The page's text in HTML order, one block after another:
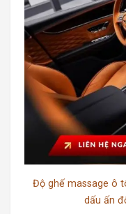
Độ ghế massage ô
dấu ấn